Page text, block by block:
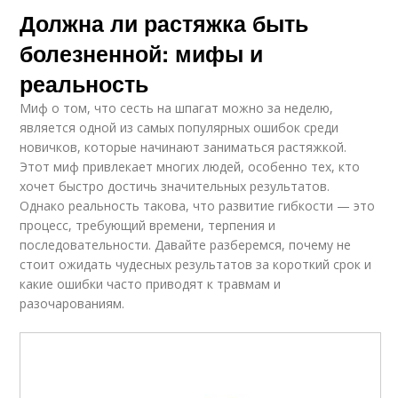
Должна ли растяжка быть
болезненной: мифы и
реальность
Миф о том, что сесть на шпагат можно за неделю,
является одной из самых популярных ошибок среди
новичков, которые начинают заниматься растяжкой.
Этот миф привлекает многих людей, особенно тех, кто
хочет быстро достичь значительных результатов.
Однако реальность такова, что развитие гибкости — это
процесс, требующий времени, терпения и
последовательности. Давайте разберемся, почему не
стоит ожидать чудесных результатов за короткий срок и
какие ошибки часто приводят к травмам и
разочарованиям.